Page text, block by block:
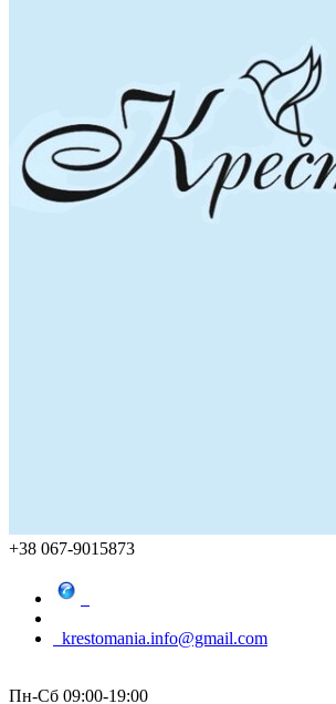
+38 067-9015873
krestomania.info@gmail.com
Пн-Сб 09:00-19:00